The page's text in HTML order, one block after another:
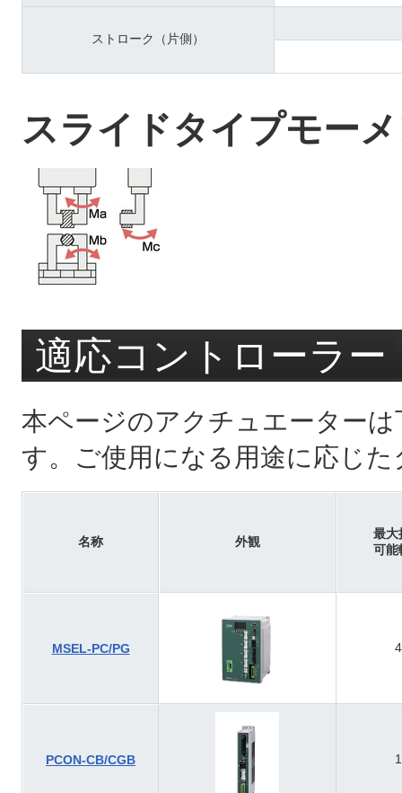
ストローク（片側）
スライドタイプモー
適応コントローラー
本ページのアクチュエーター
す。ご使用になる用途に応じ
名称 外観
最大
可能
MSEL-PC/PG 4
PCON-CB/CGB 1